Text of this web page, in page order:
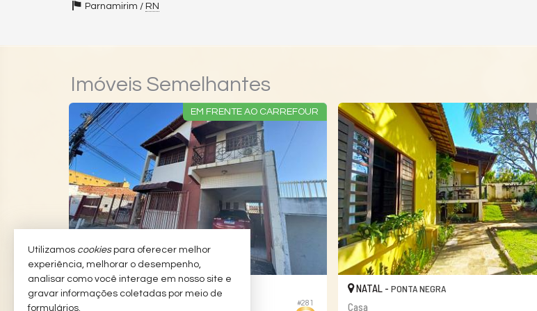
Parnamirim / RN
Imóveis Semelhantes
#027
EM FRENTE AO CARREFOUR
#281
NATAL - POTENGI NATAL -PONTA NEGRA
Casa
Utilizamos cookiespara oferecer melhor
experiência, melhorar o desempenho,
analisar como você interage em nosso site e
gravar informações coletadas por meio de
formulários.